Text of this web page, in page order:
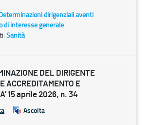
dirigenziali aventi
di interesse generale
Sanità
DEL DIRIGENTE
ACCREDITAMENTO E
15 aprile 2026, n. 34
Ascolta